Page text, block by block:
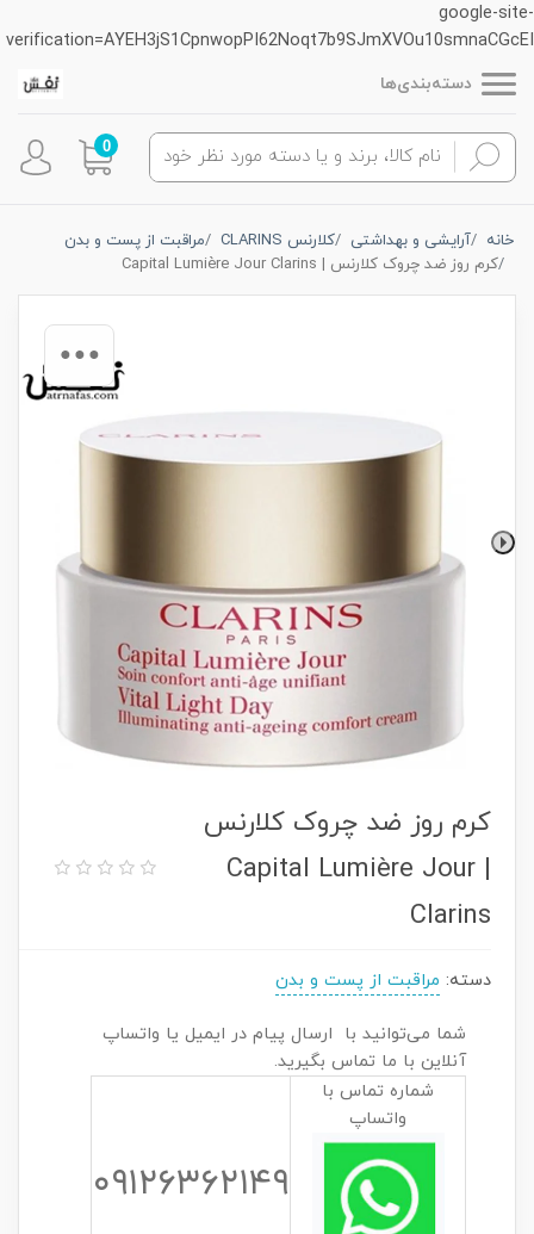
google-site-
verification=AYEH3jS1CpnwopPI62Noqt7b9SJmXVOu10smnaCGcEI
دسته‌بندی‌ها
0
خانه آرایشی و بهداشتی کلارنس CLARINS
مراقبت از پست و بدن
کرم روز ضد چروک کلارنس | Capital Lumière Jour Clarins
کرم روز ضد چروک کلارنس
| Capital Lumière Jour
Clarins
دسته: مراقبت از پست و بدن
شما می‌توانید با ارسال پیام در ایمیل یا واتساپ
آنلاین با ما تماس بگیرید.
شماره تماس با
واتساپ
۰۹۱۲۶۳۶۲۱۴۹